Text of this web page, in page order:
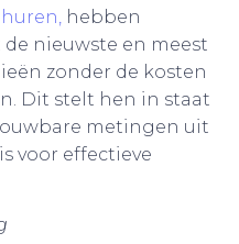
hebben
nieuwste en meest
zonder de kosten
Dit stelt hen in staat
metingen uit
voor effectieve